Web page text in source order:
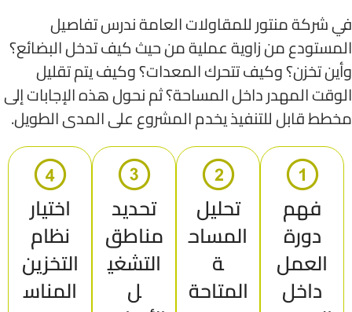
في شركة منتور للمقاولات العامة ندرس تفاصيل
المستودع من زاوية عملية من حيث كيف تدخل البضائع؟
وأين تخزن؟ وكيف تتحرك المعدات؟ وكيف يتم تقليل
الوقت المهدر داخل المساحة؟ ثم نحول هذه الإجابات إلى
مخطط قابل للتنفيذ يخدم المشروع على المدى الطويل.
فهم
دورة
العمل
داخل
تحليل
المساح
ة
المتاحة
تحديد
مناطق
التشغي
ل
اختيار
نظام
التخزين
المناس